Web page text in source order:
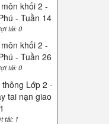
khối 2 -
- Tuần 14
tải: 0
khối 2 -
- Tuần 26
tải: 0
Lớp 2 -
tai nạn giao
tải: 1